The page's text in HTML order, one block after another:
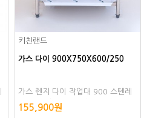
키친랜드
가스 다이 900X750X600/250
가스 렌지 다이 작업대 900 스텐레
스 201 상판 0.8T 씽크대 싱크대 스
텐 조리대 보조대 건조대 수납대 스
155,900원